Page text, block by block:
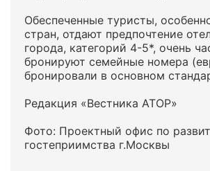
Обеспеченные туристы,
стран, отдают предпочтение
города, категорий 4-5*, очень
бронируют семейные номера
бронировали в основном
Редакция «Вестника АТОР»
Фото: Проектный офис по
гостеприимства г.Москвы